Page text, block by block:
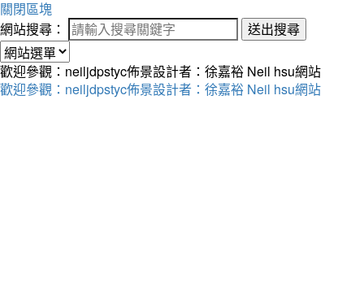
關閉區塊
網站搜尋：
送出搜尋
歡迎參觀：neiljdpstyc佈景設計者：徐嘉裕 Neil hsu網站
歡迎參觀：neiljdpstyc佈景設計者：徐嘉裕 Neil hsu網站